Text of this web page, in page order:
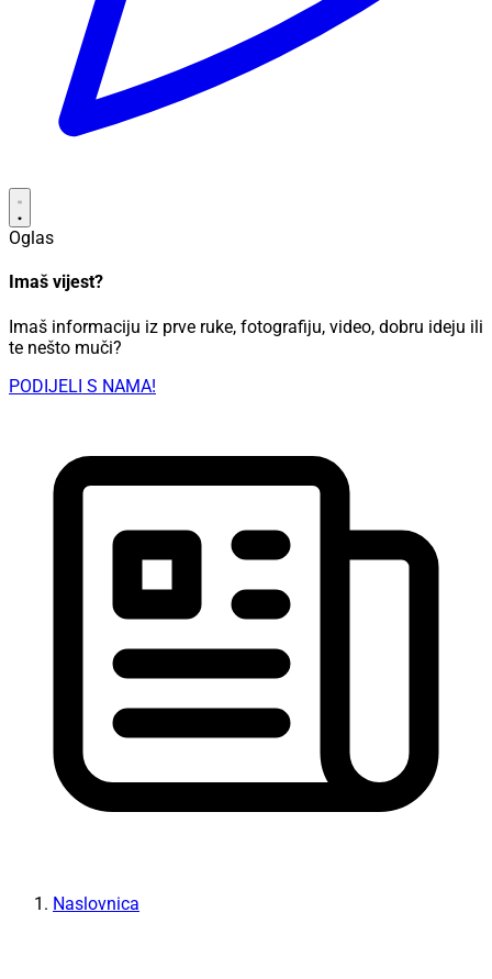
Oglas
Imaš vijest?
Imaš informaciju iz prve ruke, fotografiju, video, dobru ideju ili
te nešto muči?
PODIJELI S NAMA!
Naslovnica